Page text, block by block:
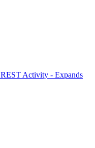
REST Activity - Expands